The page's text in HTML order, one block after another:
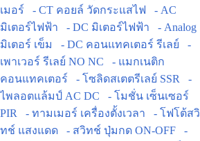
เมอร์
- CT คอยล์ วัดกระแสไฟ
- AC
มิเตอร์ไฟฟ้า
- DC มิเตอร์ไฟฟ้า
- Analog
มิเตอร์ เข็ม
- DC คอนแทคเตอร์ รีเลย์
-
เพาเวอร์ รีเลย์ NO NC
- แมกเนติก
คอนแทคเตอร์
- โซลิดสเตตรีเลย์ SSR
-
ไพลอตแล้มป์ AC DC
- โมชั่น เซ็นเซอร์
PIR
- ทามเมอร์ เครื่องตั้งเวลา
- โฟโต้สวิ
ทช์ แสงแดด
- สวิทช์ ปุ่มกด ON-OFF
-